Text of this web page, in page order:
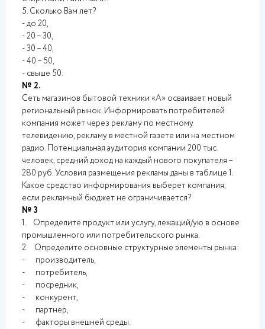
5. Сколько Вам лет?
- до 20,
- 20 – 30,
- 30 – 40,
- 40 – 50,
- свыше 50.
№ 2.
Сеть магазинов бытовой техники «А» осваивает новый
региональный рынок. Информировать потребителей
компания может через рекламу по местному
телевидению, рекламу в местной газете или на местном
радио. Потенциальная аудитория компании 200 тыс.
человек, средний доход на каждый нового покупателя –
280 руб. Условия размещения рекламы даны в таблице 1.
Какое средство информирования выберет компания,
если рекламный бюджет не ограничивается?
№ 3
1. Определите продукт или услугу, лежащий/ую в основе
промышленного или потребительского рынка.
2. Определите основные структурные элементы рынка:
- производитель,
- потребитель,
- посредник,
- конкурент,
- партнер,
- факторы внешней среды.